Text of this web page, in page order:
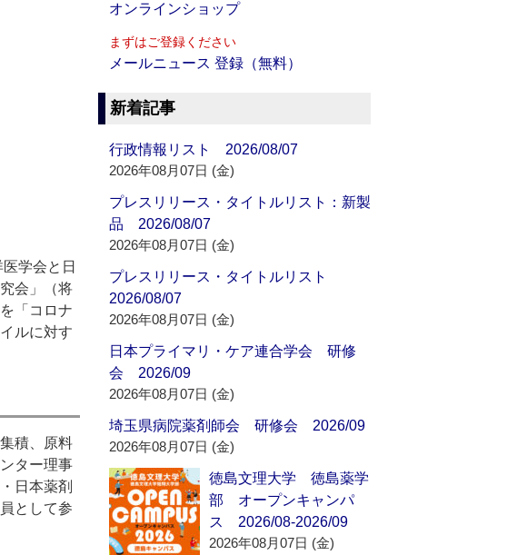
学会と日
会」（将
「コロナ
ルに対す
積、原料
ター理事
日本薬剤
として参
オンラインショップ
まずはご登録ください
メールニュース 登録（無料）
新着記事
行政情報リスト 2026/08/07
2026年08月07日 (金)
プレスリリース・タイトルリスト：新製
品 2026/08/07
2026年08月07日 (金)
プレスリリース・タイトルリスト
2026/08/07
2026年08月07日 (金)
日本プライマリ・ケア連合学会 研修
会 2026/09
2026年08月07日 (金)
埼玉県病院薬剤師会 研修会 2026/09
2026年08月07日 (金)
徳島文理大学 徳島薬学
部 オープンキャンパ
ス 2026/08-2026/09
2026年08月07日 (金)